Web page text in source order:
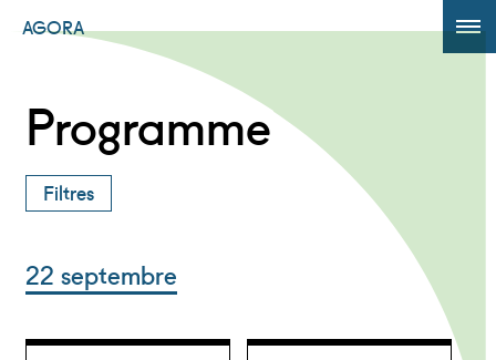
AGORA
AGORA +
Powered by
Programme
Filtres
22 septembre